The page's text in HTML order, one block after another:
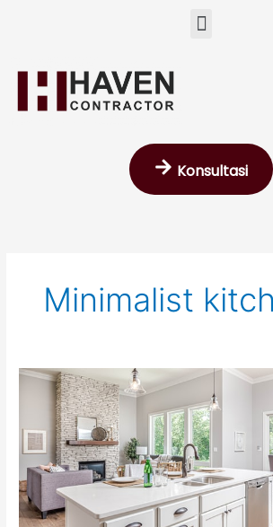
Menu
Konsultasi
Minimalist
Inspirasi
Terbuka
untuk
Hunian
Anda